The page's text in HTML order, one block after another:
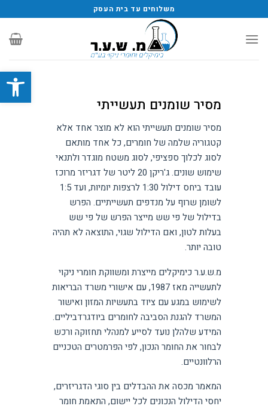
פתח
משלוחים עד בית העסק
מסיר שומנים תעשייתי
מסיר שומנים תעשייתי הוא לא מוצר אחד אלא
קטגוריה שלמה של חומרים, כל אחד מותאם
לסוג לכלוך ספציפי, לסוג משטח מוגדר ולתנאי
שימוש שונים. ג'ריקן 20 ליטר של דגריזר מרוכז
עובד ביחס דילול 1:30 לרצפות יומיות, ועד 1:5
לשומן שרוף על מנדפים תעשייתיים. הפרש
בדילול של פי שש מייצר הפרש של פי שש
בעלות לטון, ואם הדילול שגוי, התוצאה לא תהיה
טובה יותר.
מ.ש.ע.ר כימיקלים מייצרת ומשווקת חומרי ניקוי
לתעשייה מאז 1987, עם אישורי משרד הבריאות
לשימוש במגע עם ציוד בתעשיות המזון ואישור
המשרד להגנת הסביבה לחומרים ביודגרדביליים.
המידע שלהלן נועד לסייע למנהלי תחזוקה ורכש
לבחור את החומר הנכון, לפי הפרמטרים הטכניים
הרלוונטיים.
המאמר מכסה את ההבדלים בין סוגי הדגריזרים,
יחסי הדילול הנכונים לכל יישום, התאמת חומר